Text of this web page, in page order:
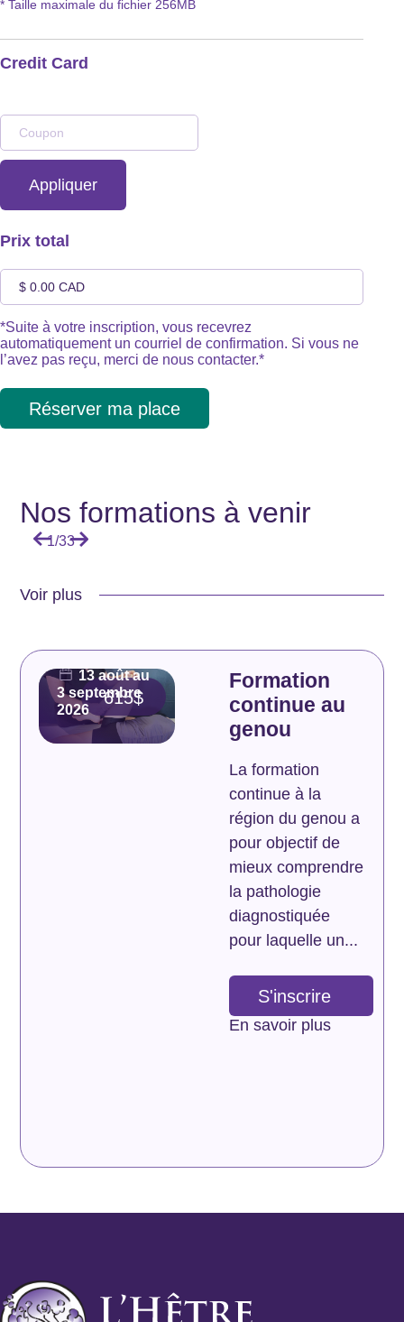
* Taille maximale du fichier 256MB
Credit Card
Prix total
*Suite à votre inscription, vous recevrez
automatiquement un courriel de confirmation. Si vous ne
l’avez pas reçu, merci de nous contacter.*
Réserver ma place
Nos formations à venir
1/33
Voir plus
615$
Présentiel
13 août au
3 septembre
2026
Formation
continue au
genou
La formation
continue à la
région du genou a
pour objectif de
mieux comprendre
la pathologie
diagnostiquée
pour laquelle un...
S'inscrire
En savoir plus